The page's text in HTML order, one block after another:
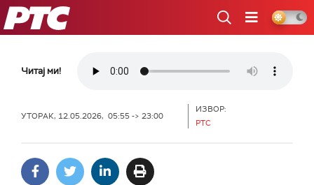
РТС
Читај ми!
УТОРАК, 12.05.2026, 05:55 -> 23:00
ИЗВОР:
РТС